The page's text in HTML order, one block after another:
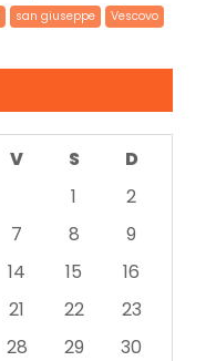
san giuseppe Vescovo
V S
D
1
2
7 8
9
14 15
16
21 22
23
28 29
30